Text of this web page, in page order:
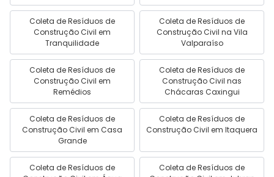
Coleta de Resíduos de
Construção Civil em
Tranquilidade
Coleta de Resíduos de
Construção Civil na Vila
Valparaíso
Coleta de Resíduos de
Construção Civil em
Remédios
Coleta de Resíduos de
Construção Civil nas
Chácaras Caxingui
Coleta de Resíduos de
Construção Civil em Casa
Grande
Coleta de Resíduos de
Construção Civil em Itaquera
Coleta de Resíduos de
Coleta de Resíduos de